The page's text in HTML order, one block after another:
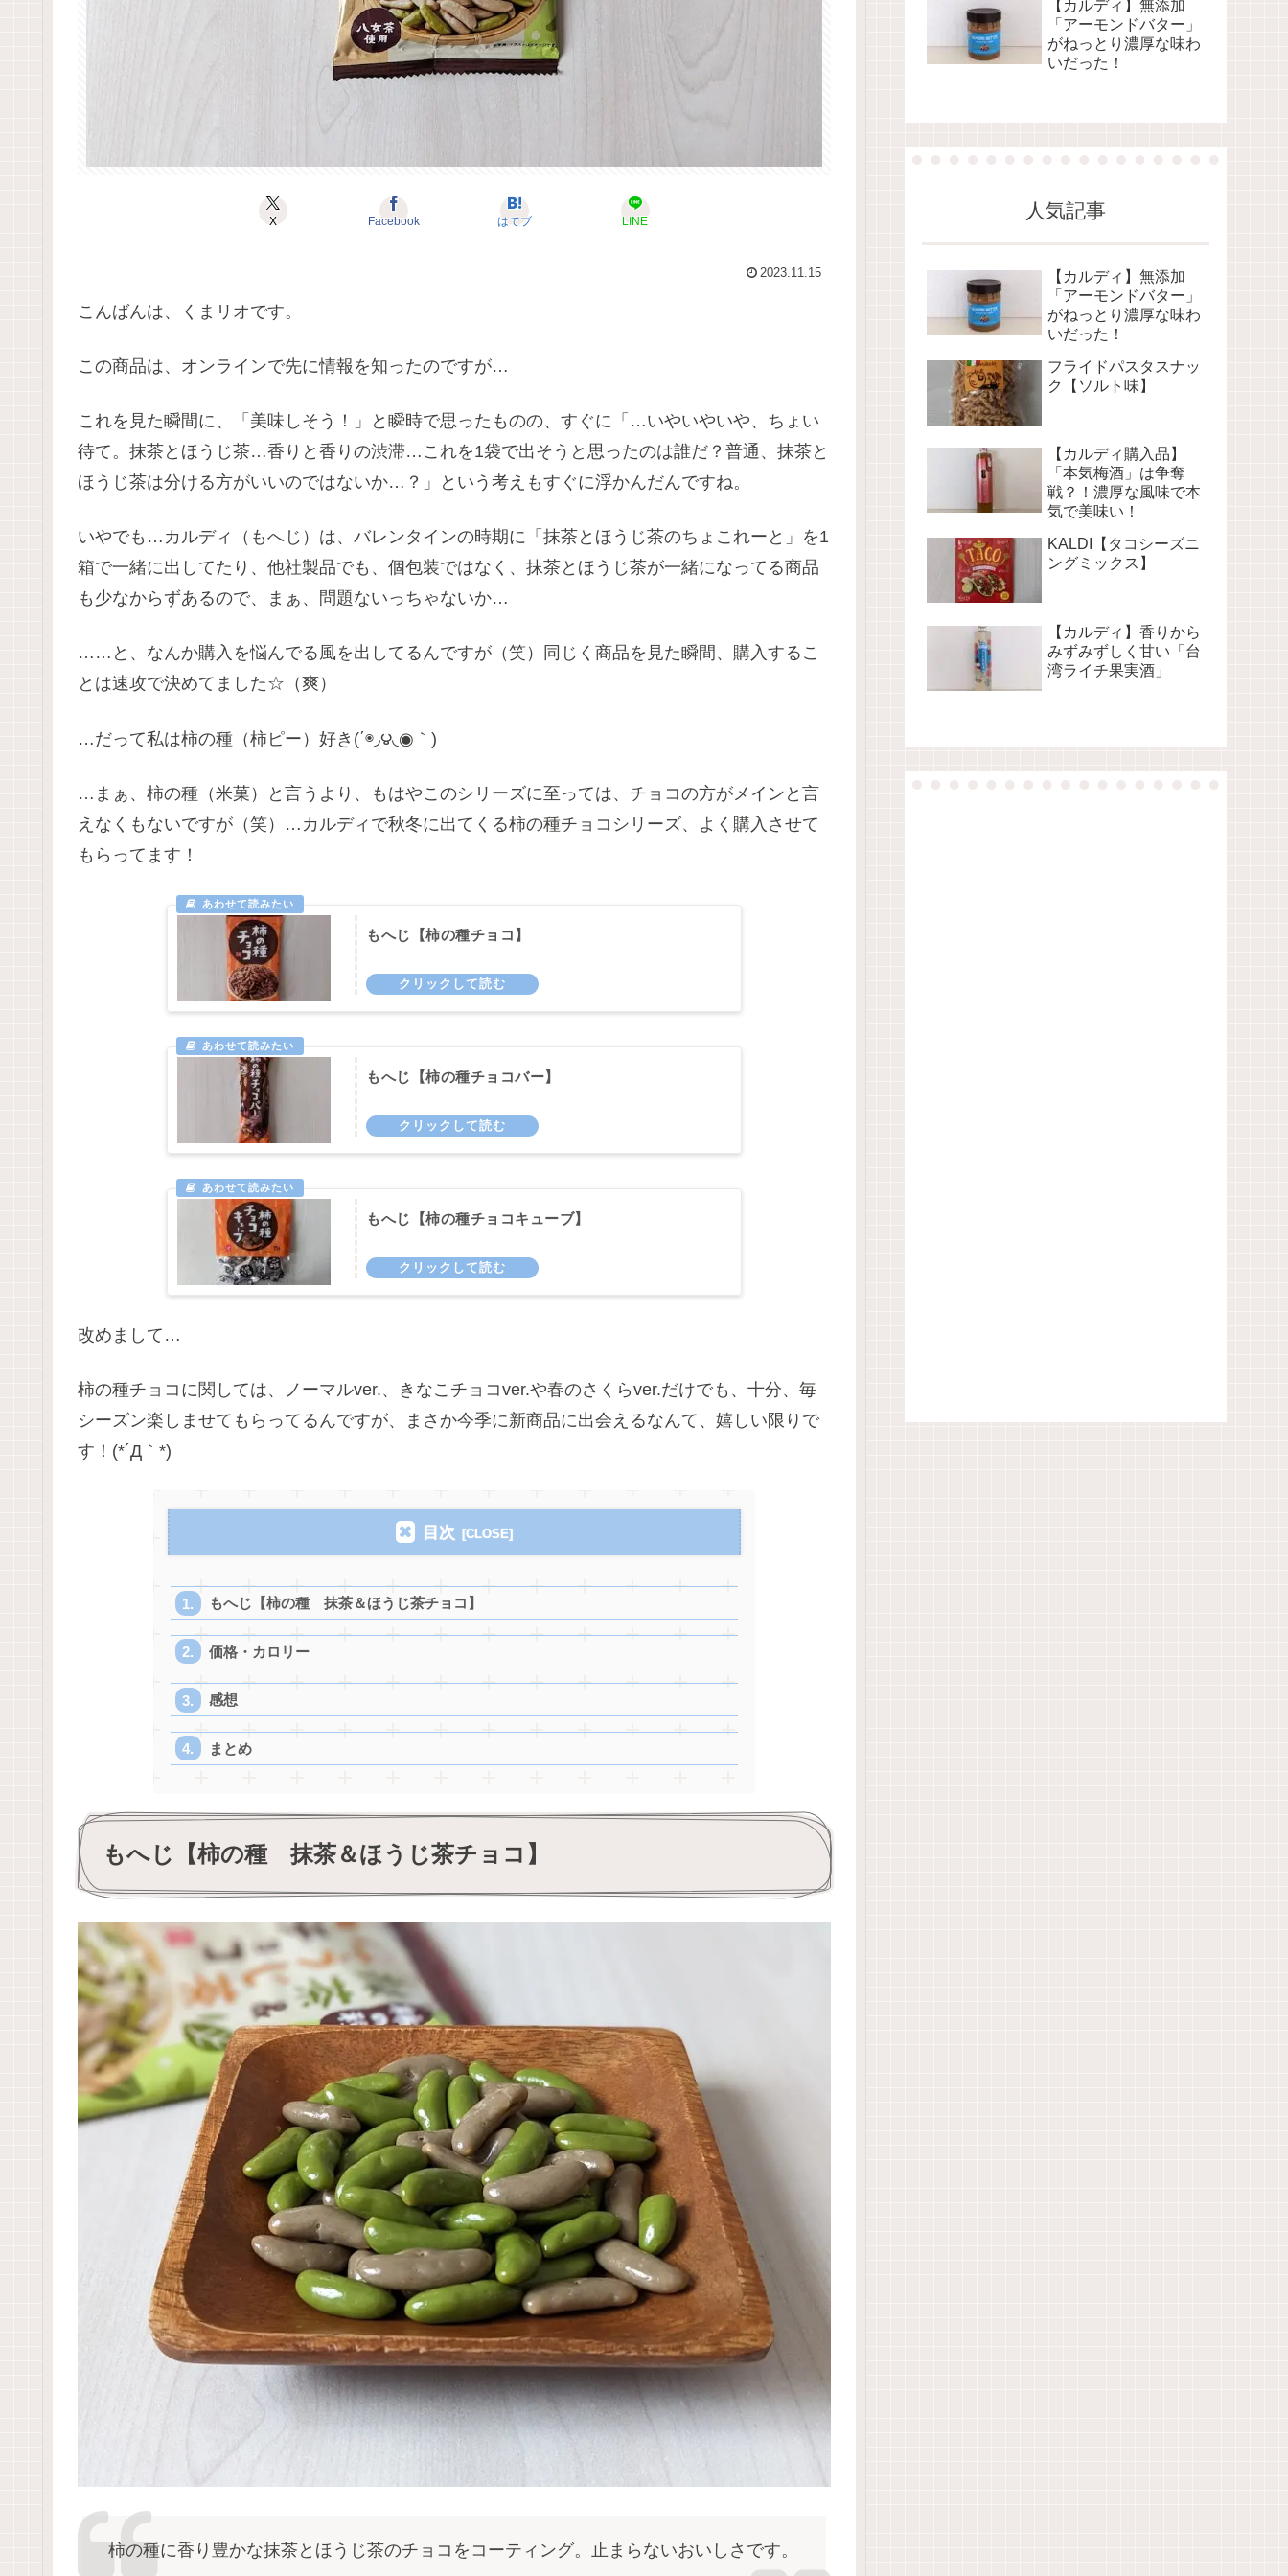
X Facebook はてブ LINE
2023.11.15
こんばんは、くまリオです。
この商品は、オンラインで先に情報を知ったのですが…
これを見た瞬間に、「美味しそう！」と瞬時で思ったものの、すぐに「…いやいやいや、ちょい
待て。抹茶とほうじ茶…香りと香りの渋滞…これを1袋で出そうと思ったのは誰だ？普通、抹茶と
ほうじ茶は分ける方がいいのではないか…？」という考えもすぐに浮かんだんですね。
いやでも…カルディ（もへじ）は、バレンタインの時期に「抹茶とほうじ茶のちょこれーと」を1
箱で一緒に出してたり、他社製品でも、個包装ではなく、抹茶とほうじ茶が一緒になってる商品
も少なからずあるので、まぁ、問題ないっちゃないか…
……と、なんか購入を悩んでる風を出してるんですが（笑）同じく商品を見た瞬間、購入するこ
とは速攻で決めてました☆（爽）
…だって私は柿の種（柿ピー）好き(΄◉◞౪◟◉｀)
…まぁ、柿の種（米菓）と言うより、もはやこのシリーズに至っては、チョコの方がメインと言
えなくもないですが（笑）…カルディで秋冬に出てくる柿の種チョコシリーズ、よく購入させて
もらってます！
もへじ【柿の種チョコ】
もへじ【柿の種チョコバー】
もへじ【柿の種チョコキューブ】
改めまして…
柿の種チョコに関しては、ノーマルver.、きなこチョコver.や春のさくらver.だけでも、十分、毎
シーズン楽しませてもらってるんですが、まさか今季に新商品に出会えるなんて、嬉しい限りで
す！(*´Д｀*)
目次
もへじ【柿の種 抹茶＆ほうじ茶チョコ】
価格・カロリー
感想
まとめ
もへじ【柿の種 抹茶＆ほうじ茶チョコ】
柿の種に香り豊かな抹茶とほうじ茶のチョコをコーティング。止まらないおいしさです。
【カルディ】無添加
「アーモンドバター」
がねっとり濃厚な味わ
いだった！
人気記事
【カルディ】無添加
「アーモンドバター」
がねっとり濃厚な味わ
いだった！
フライドパスタスナッ
ク【ソルト味】
【カルディ購入品】
「本気梅酒」は争奪
戦？！濃厚な風味で本
気で美味い！
KALDI【タコシーズニ
ングミックス】
【カルディ】香りから
みずみずしく甘い「台
湾ライチ果実酒」